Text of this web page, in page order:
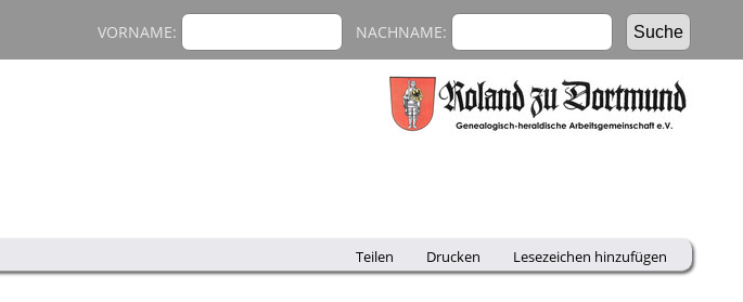
VORNAME: NACHNAME:
Teilen Drucken Lesezeichen hinzufügen